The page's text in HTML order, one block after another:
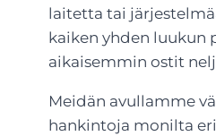
laitetta tai
kaiken yhden luukun
aikaisemmin ostit
Meidän avullamme
hankintoja monilta